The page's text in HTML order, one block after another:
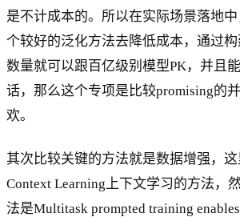
是不计成本的。所以在实际场景落地
个较好的泛化方法去降低成本，通过
数量就可以跟百亿级别模型PK，并且
话，那么这个专项是比较promising的
欢。
其次比较关键的方法就是数据增强，
Context Learning上下文学习的方法，
法是Multitask prompted training